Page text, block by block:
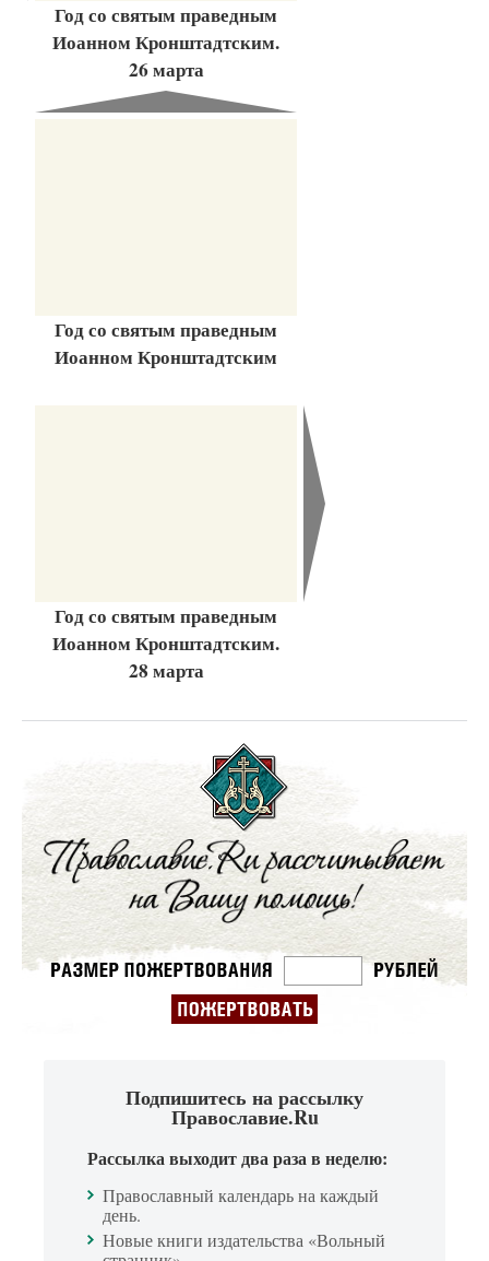
Год со святым праведным
Иоанном Кронштадтским.
26 марта
Год со святым праведным
Иоанном Кронштадтским
Год со святым праведным
Иоанном Кронштадтским.
28 марта
Подпишитесь на рассылку
Православие.Ru
Рассылка выходит два раза в неделю:
Православный календарь на каждый
день.
Новые книги издательства «Вольный